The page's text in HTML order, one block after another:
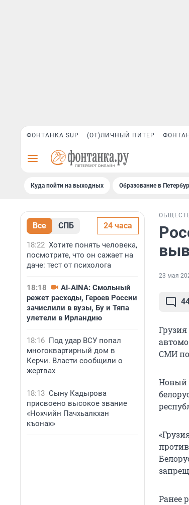
ФОНТАНКА SUP (ОТ)ЛИЧНЫЙ ПИТЕР
Куда пойти на выходных Образование в
Все СПБ 24 часа
18:22 Хотите понять человека,
посмотрите, что он сажает на
даче: тест от психолога
18:18
AI-AINA: Смольный
режет расходы, Героев России
зачислили в вузы, Бу и Тяпа
улетели в Ирландию
18:16 Под удар ВСУ попал
многоквартирный дом в
Керчи. Власти сообщили о
жертвах
18:13 Сыну Кадырова
присвоено высокое звание
«Нохчийн Пачхьалкхан
къонах»
23 мая
СМИ
Новый
Ранее